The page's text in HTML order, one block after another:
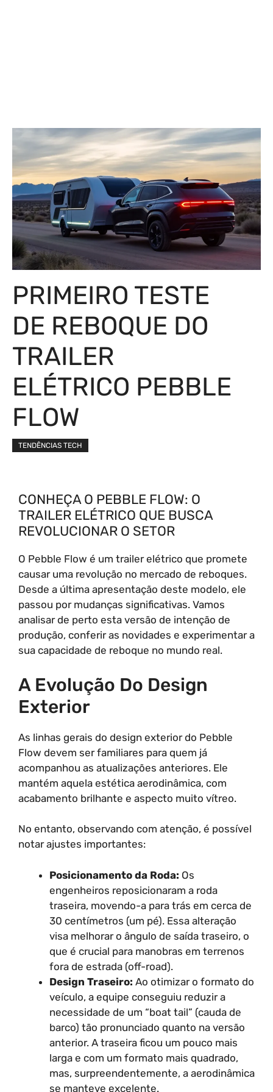
PRIMEIRO TESTE
DE REBOQUE DO
TRAILER
ELÉTRICO PEBBLE
FLOW
TENDÊNCIAS TECH
CONHEÇA O PEBBLE FLOW: O
TRAILER ELÉTRICO QUE BUSCA
REVOLUCIONAR O SETOR
O Pebble Flow é um trailer elétrico que promete
causar uma revolução no mercado de reboques.
Desde a última apresentação deste modelo, ele
passou por mudanças significativas. Vamos
analisar de perto esta versão de intenção de
produção, conferir as novidades e experimentar a
sua capacidade de reboque no mundo real.
A Evolução Do Design
Exterior
As linhas gerais do design exterior do Pebble
Flow devem ser familiares para quem já
acompanhou as atualizações anteriores. Ele
mantém aquela estética aerodinâmica, com
acabamento brilhante e aspecto muito vítreo.
No entanto, observando com atenção, é possível
notar ajustes importantes:
Posicionamento da Roda: Os
engenheiros reposicionaram a roda
traseira, movendo-a para trás em cerca de
30 centímetros (um pé). Essa alteração
visa melhorar o ângulo de saída traseiro, o
que é crucial para manobras em terrenos
fora de estrada (off-road).
Design Traseiro: Ao otimizar o formato do
veículo, a equipe conseguiu reduzir a
necessidade de um “boat tail” (cauda de
barco) tão pronunciado quanto na versão
anterior. A traseira ficou um pouco mais
larga e com um formato mais quadrado,
mas, surpreendentemente, a aerodinâmica
se manteve excelente.